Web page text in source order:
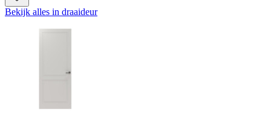
Bekijk alles in draaideur